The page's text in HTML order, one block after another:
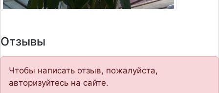
Отзывы
Чтобы написать отзыв, пожалуйста,
авторизуйтесь на сайте.